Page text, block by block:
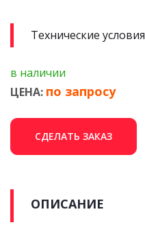
Технические условия
в наличии
ЦЕНА: по запросу
СДЕЛАТЬ ЗАКАЗ
ОПИСАНИЕ